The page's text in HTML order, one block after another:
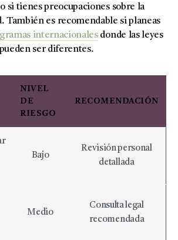
si tienes preocupaciones sobre la
También es recomendable si planeas
internacionalesdonde las leyes
pueden ser diferentes.
NIVEL
DE
RIESGO
RECOMENDACIÓN
Bajo
Revisión personal
detallada
Medio
Consulta legal
recomendada